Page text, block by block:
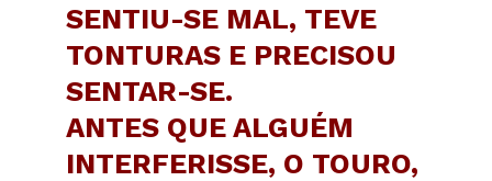
SENTIU-SE MAL, TEVE
TONTURAS E PRECISOU
SENTAR-SE.
ANTES QUE ALGUÉM
INTERFERISSE, O TOURO,